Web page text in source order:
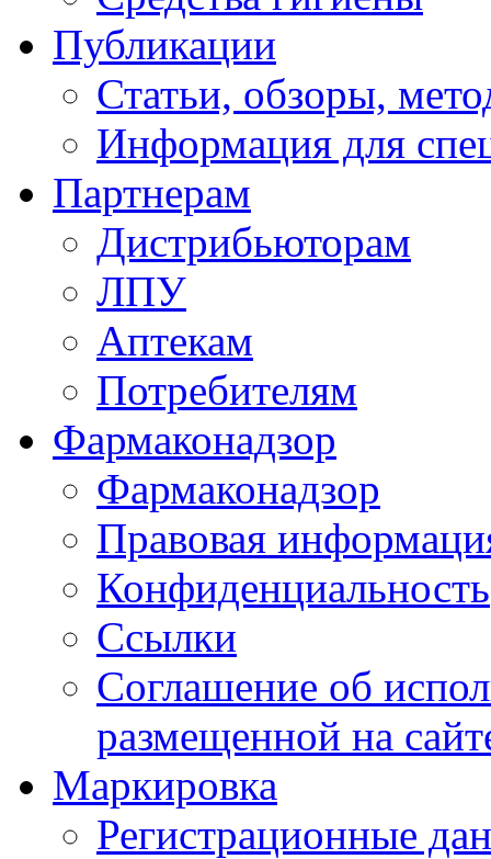
Публикации
Статьи, обзоры,
Информация для
Партнерам
Дистрибьюторам
ЛПУ
Аптекам
Потребителям
Фармаконадзор
Фармаконадзор
Правовая
Конфиденциальность
Ссылки
Соглашение об
размещенной на
Маркировка
Регистрационные